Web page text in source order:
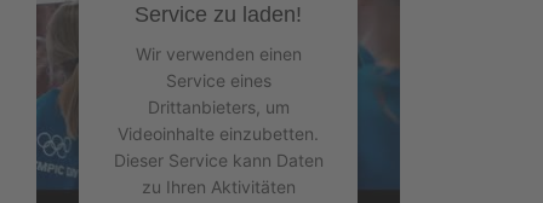
Akzeptieren
powered by Usercentrics
Consent Management
Platform&eRecht24
Service zu laden!
Wir verwenden einen
Service eines
Drittanbieters, um
Videoinhalte einzubetten.
Dieser Service kann Daten
zu Ihren Aktivitäten